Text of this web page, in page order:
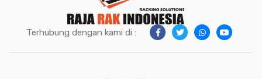
Terhubung dengan kami di :